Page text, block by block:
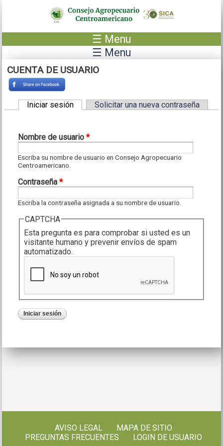
Pasar al contenido principal
☰ Menu
☰ Menu
CUENTA DE USUARIO
Iniciar sesión (solapa activa)
Solicitar una nueva contraseña
Nombre de usuario*
Escriba su nombre de usuario en Consejo Agropecuario
Centroamericano.
Contraseña*
Escriba la contraseña asignada a su nombre de usuario.
CAPTCHA
Esta pregunta es para comprobar si usted es un
visitante humano y prevenir envíos de spam
automatizado.
AVISO LEGAL
MAPA DE SITIO
PREGUNTAS FRECUENTES
LOGIN DE USUARIO